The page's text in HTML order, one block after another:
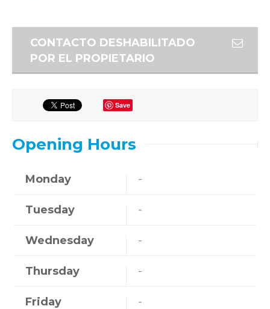
CONTACTO DESHABILITADO
POR EL PROPIETARIO
Save
Opening Hours
Monday -
Tuesday -
Wednesday -
Thursday -
Friday -